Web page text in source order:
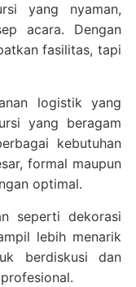
yang nyaman,
acara. Dengan
fasilitas, tapi
logistik yang
yang beragam
kebutuhan
formal maupun
optimal.
seperti dekorasi
lebih menarik
berdiskusi dan